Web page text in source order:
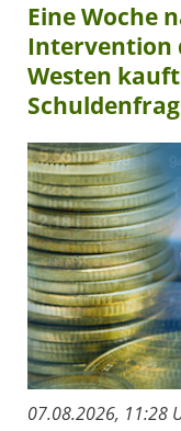
Eine Woche
Intervention
Westen
07.08.2026, 11:28